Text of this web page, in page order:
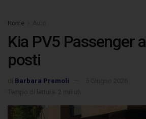
Home
Kia PV5 Passenger
posti
Barbara Premoli